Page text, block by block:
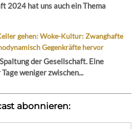
2024 hat uns auch ein Thema
gehen: Woke-Kultur: Zwanghafte
Gegenkräfte hervor
der Gesellschaft. Eine
weniger zwischen...
abonnieren: